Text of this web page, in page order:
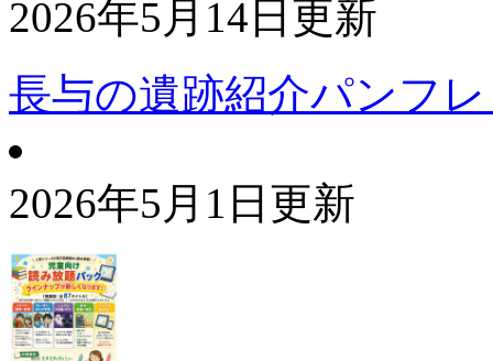
2026年5月14日更新
長与の遺跡紹介パンフ
2026年5月1日更新